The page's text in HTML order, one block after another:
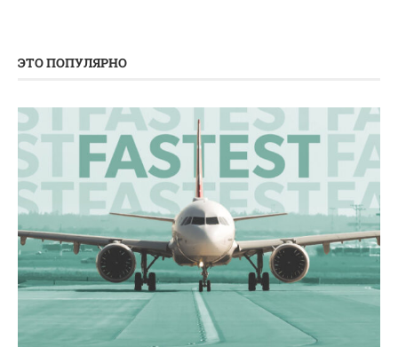
ЭТО ПОПУЛЯРНО